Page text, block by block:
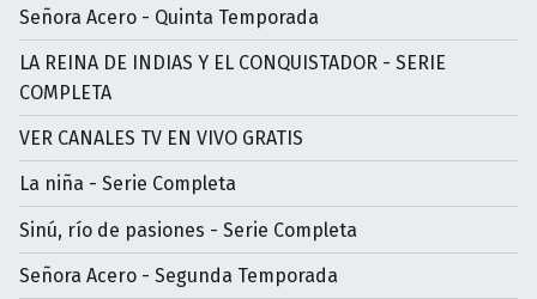
Señora Acero - Quinta Temporada
LA REINA DE INDIAS Y EL CONQUISTADOR - SERIE
COMPLETA
VER CANALES TV EN VIVO GRATIS
La niña - Serie Completa
Sinú, río de pasiones - Serie Completa
Señora Acero - Segunda Temporada